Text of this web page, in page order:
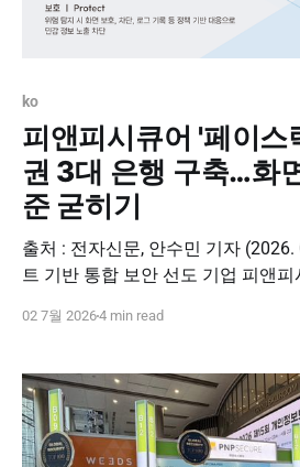
ko
피앤피시큐어 '페이스
권 3대 은행 구축…화
준 굳히기
출처 : 전자신문, 안수민 기자 (2026. 06. 30.)
트 기반 통합 보안 선도 기업 피앤피
(FaceLocker)'를 국내 메이저 A은행
축계약을 계기로 페이스락커는 대한
시중 3개 대형 은행을
02 7월 20264 min read